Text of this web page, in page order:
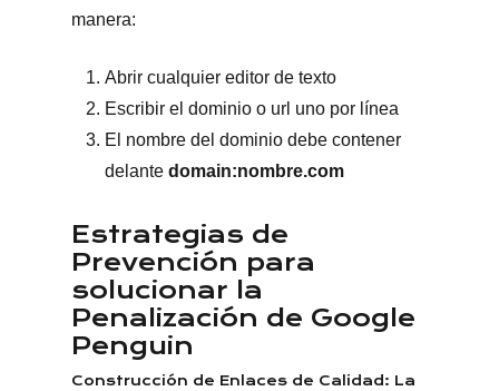
manera:
Abrir cualquier editor de texto
Escribir el dominio o url uno por línea
El nombre del dominio debe contener
delante domain:nombre.com
Estrategias de
Prevención para
solucionar la
Penalización de Google
Penguin
Construcción de Enlaces de Calidad: La